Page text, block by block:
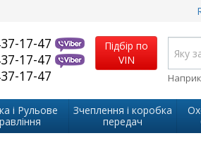
17-47
17-47
17-47
Підбір по
VIN
і Рульове
Зчеплення і коробка
передач